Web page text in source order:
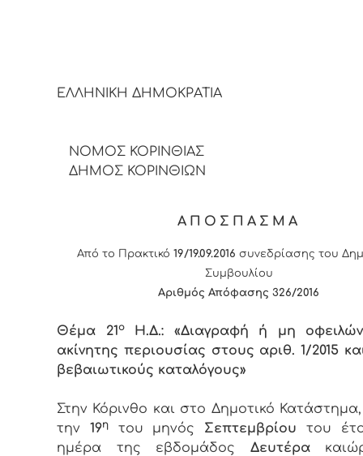
ΕΛΛΗΝΙΚΗ ΔΗΜΟΚΡΑΤΙΑ
ΝΟΜΟΣ ΚΟΡΙΝΘΙΑΣ
ΔΗΜΟΣ ΚΟΡΙΝΘΙΩΝ
ΑΠΟΣΠΑΣΜΑ
Από το Πρακτικό19/19.09.2016 συνεδρίασης του
Συμβουλίου
Αριθμός Απόφασης326/2016
Θέμα 21οΗ.Δ.: «Διαγραφή ή μη οφειλών
ακίνητης περιουσίας στους αριθ. 1/2015
βεβαιωτικούς καταλόγους»
Στην Κόρινθο και στο Δημοτικό
την 19η του μηνός Σεπτεμβρίου του
ημέρα της εβδομάδος Δευτέρα